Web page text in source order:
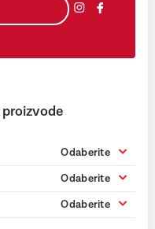
proizvode
Odaberite
Odaberite
Odaberite